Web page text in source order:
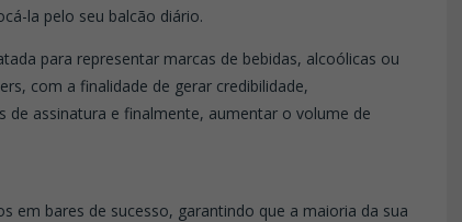
la pelo seu balcão diário.
para representar marcas de bebidas, alcoólicas ou
com a finalidade de gerar credibilidade,
de assinatura e finalmente, aumentar o volume de
em bares de sucesso, garantindo que a maioria da sua